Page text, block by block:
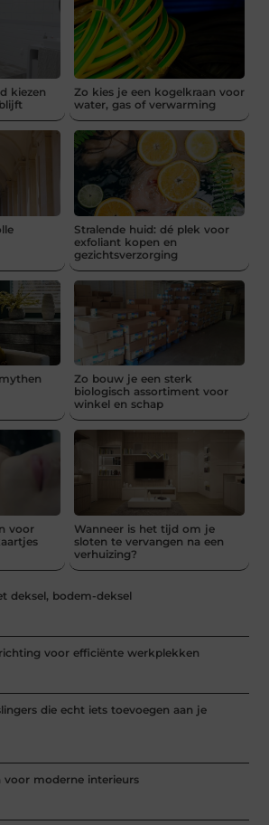
kiezen
Zo kies je een kogelkraan voor
water, gas of verwarming
Stralende huid: dé plek voor
exfoliant kopen en
gezichtsverzorging
Zo bouw je een sterk
biologisch assortiment voor
winkel en schap
voor
Wanneer is het tijd om je
sloten te vervangen na een
verhuizing?
deksel, bodem-deksel
voor efficiënte werkplekken
die echt iets toevoegen aan je
voor moderne interieurs